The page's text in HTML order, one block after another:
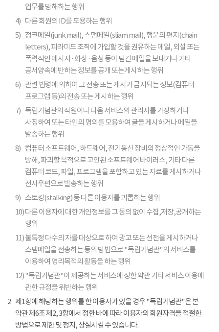
업무를 방해하는 행위
4) 다른 회원의 ID를 도용하는 행위
5) 정크메일(junk mail), 스팸메일(sliam mail), 행운의 편지(chain
letters), 피라미드 조직에 가입할 것을 권유하는 메일, 외설 또는
폭력적인 메시지 · 화상 · 음성 등이 담긴 메일을 보내거나 기타
공서양속에 반하는 정보를 공개 또는게시하는 행위
6) 관련 법령에 의하여 그 전송 또는 게시가 금지되는 정보(컴퓨터
프로그램 등)의 전송 또는 게시하는 행위
7) 독립기념관의 직원이나 다음 서비스의 관리자를 가장하거나
사칭하여 또는 타인의 명의를 모용하여 글을 게시하거나 메일을
발송하는 행위
8) 컴퓨터 소프트웨어, 하드웨어, 전기통신 장비의 정상적인 가동을
방해, 파괴할 목적으로 고안된 소프트웨어 바이러스, 기타 다른
컴퓨터 코드, 파일, 프로그램을 포함하고 있는 자료를 게시하거나
전자우편으로 발송하는 행위
9) 스토킹(stalking) 등 다른 이용자를 괴롭히는 행위
10)다른 이용자에 대한 개인정보를 그 동의 없이 수집,저장,공개하는
행위
11)불특정 다수의 자를 대상으로 하여 광고 또는 선전을 게시하거나
스팸메일을 전송하는 등의 방법으로 "독립기념관"의 서비스를
이용하여 영리목적의 활동을 하는 행위
12)"독립기념관"이 제공하는 서비스에 정한 약관 기타 서비스 이용에
관한 규정을 위반하는 행위
2 제1항에 해당하는 행위를 한 이용자가 있을 경우 "독립기념관"은 본
약관 제6조 제2, 3항에서 정한 바에 따라 이용자의 회원자격을 적절한
방법으로 제한 및 정지, 상실시킬 수 있습니다.